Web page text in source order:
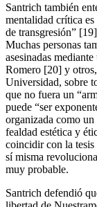
Santrich también
mentalidad crítica
de transgresión”
Muchas personas
asesinadas
Romero [20] y
Universidad, sobre
que no fuera un
puede “ser
organizada como
fealdad estética y
coincidir con la
sí misma
muy probable.
Santrich defendió